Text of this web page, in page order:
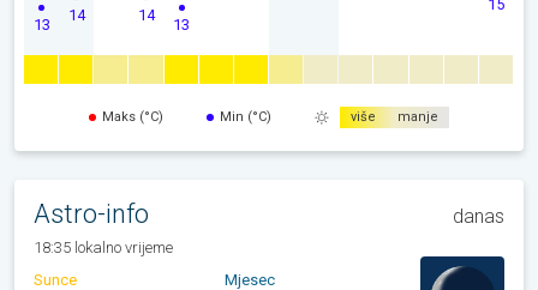
13
14 14
13
15
Maks (°C) Min (°C) više manje
Astro-info danas
18:35 lokalno vrijeme
Sunce
Mjesec